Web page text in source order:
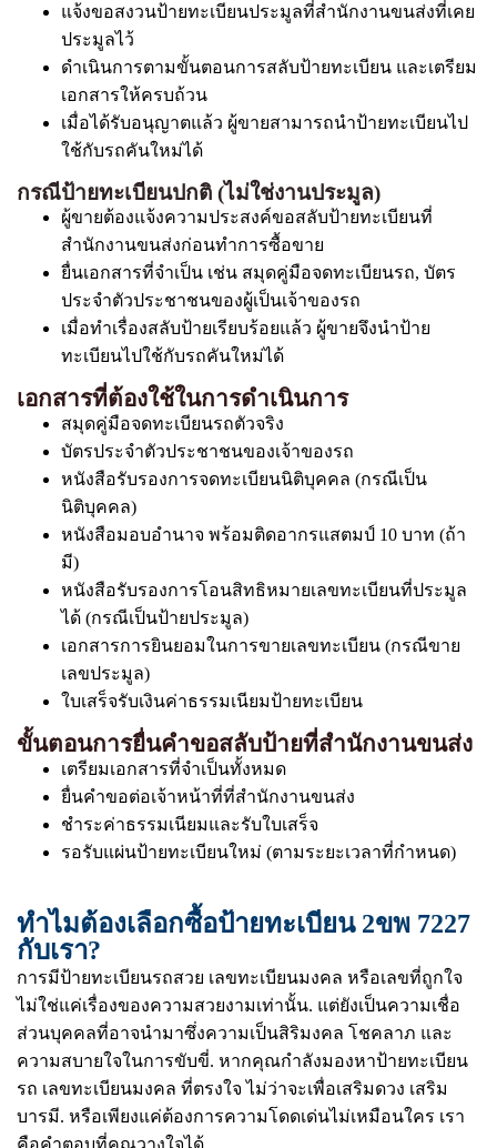
แจ้งขอสงวนป้ายทะเบียนประมูลที่สำนักงานขนส่งที่เคย
ประมูลไว้
ดำเนินการตามขั้นตอนการสลับป้ายทะเบียน และเตรียม
เอกสารให้ครบถ้วน
เมื่อได้รับอนุญาตแล้ว ผู้ขายสามารถนำป้ายทะเบียนไป
ใช้กับรถคันใหม่ได้
กรณีป้ายทะเบียนปกติ (ไม่ใช่งานประมูล)
ผู้ขายต้องแจ้งความประสงค์ขอสลับป้ายทะเบียนที่
สำนักงานขนส่งก่อนทำการซื้อขาย
ยื่นเอกสารที่จำเป็น เช่น สมุดคู่มือจดทะเบียนรถ, บัตร
ประจำตัวประชาชนของผู้เป็นเจ้าของรถ
เมื่อทำเรื่องสลับป้ายเรียบร้อยแล้ว ผู้ขายจึงนำป้าย
ทะเบียนไปใช้กับรถคันใหม่ได้
เอกสารที่ต้องใช้ในการดำเนินการ
สมุดคู่มือจดทะเบียนรถตัวจริง
บัตรประจำตัวประชาชนของเจ้าของรถ
หนังสือรับรองการจดทะเบียนนิติบุคคล (กรณีเป็น
นิติบุคคล)
หนังสือมอบอำนาจ พร้อมติดอากรแสตมป์ 10 บาท (ถ้า
มี)
หนังสือรับรองการโอนสิทธิหมายเลขทะเบียนที่ประมูล
ได้ (กรณีเป็นป้ายประมูล)
เอกสารการยินยอมในการขายเลขทะเบียน (กรณีขาย
เลขประมูล)
ใบเสร็จรับเงินค่าธรรมเนียมป้ายทะเบียน
ขั้นตอนการยื่นคำขอสลับป้ายที่สำนักงานขนส่ง
เตรียมเอกสารที่จำเป็นทั้งหมด
ยื่นคำขอต่อเจ้าหน้าที่ที่สำนักงานขนส่ง
ชำระค่าธรรมเนียมและรับใบเสร็จ
รอรับแผ่นป้ายทะเบียนใหม่ (ตามระยะเวลาที่กำหนด)
ทำไมต้องเลือกซื้อป้ายทะเบียน 2ขพ 7227
กับเรา?
การมีป้ายทะเบียนรถสวย เลขทะเบียนมงคล หรือเลขที่ถูกใจ
ไม่ใช่แค่เรื่องของความสวยงามเท่านั้น. แต่ยังเป็นความเชื่อ
ส่วนบุคคลที่อาจนำมาซึ่งความเป็นสิริมงคล โชคลาภ และ
ความสบายใจในการขับขี่. หากคุณกำลังมองหาป้ายทะเบียน
รถ เลขทะเบียนมงคล ที่ตรงใจ ไม่ว่าจะเพื่อเสริมดวง เสริม
บารมี. หรือเพียงแค่ต้องการความโดดเด่นไม่เหมือนใคร เรา
คือคำตอบที่คุณวางใจได้